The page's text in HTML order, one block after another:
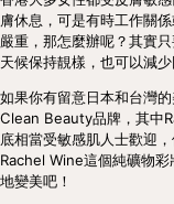
膚休息，可是有時工作關
嚴重，那怎麼辦呢？其實
天候保持靚樣，也可以減
如果你有留意日本和台灣
Clean Beauty品牌，其中
底相當受敏感肌人士歡迎
Rachel Wine這個純礦物
地變美吧！